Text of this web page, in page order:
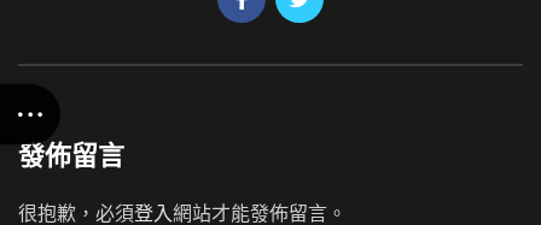
發佈留言
很抱歉，必須登入網站才能發佈留言。